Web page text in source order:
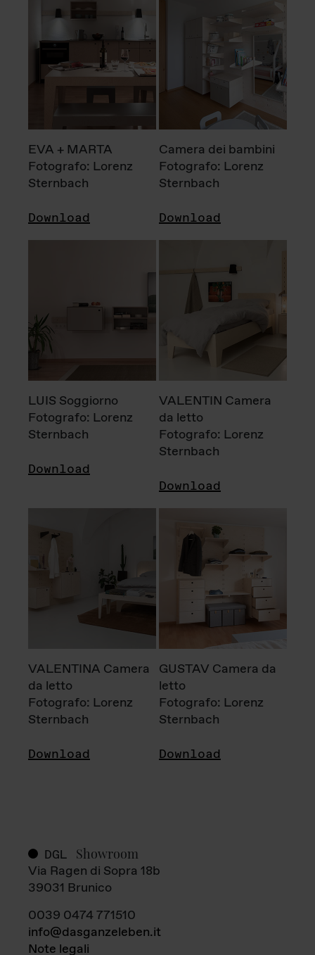
EVA + MARTA
Fotografo: Lorenz
Sternbach
Download
Camera dei bambini
Fotografo: Lorenz
Sternbach
Download
LUIS Soggiorno
Fotografo: Lorenz
Sternbach
Download
VALENTIN Camera
da letto
Fotografo: Lorenz
Sternbach
Download
VALENTINA Camera
da letto
Fotografo: Lorenz
Sternbach
Download
GUSTAV Camera da
letto
Fotografo: Lorenz
Sternbach
Download
DGL Showroom
Via Ragen di Sopra 18b
39031 Brunico
0039 0474 771510
info@dasganzeleben.it
Note legali